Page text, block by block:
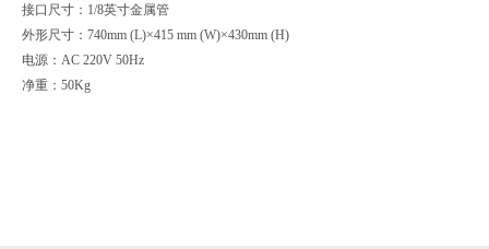
接口尺寸：1/8英寸金属管
外形尺寸：740mm (L)×415 mm (W)×430mm (H)
电源：AC 220V 50Hz
净重：50Kg